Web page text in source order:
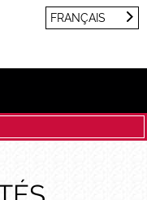
FRANÇAIS